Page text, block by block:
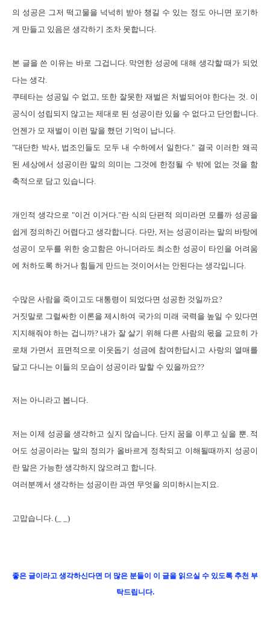
의 성공은 그저 떡고물을 넉넉히 받아 챙길 수 있는 정도 아니면 포기하
게 만들고 있음은 생각하기 조차 못합니다.
본 글을 쓴 이유는 바로 그겁니다. 막연한 성공에 대해 생각할 때가 되었
다는 생각.
쿠테타는 성공일 수 없고, 또한 잘못한 재벌은 처벌되어야 한다는 것. 이
공식이 성립되지 않고는 제대로 된 성공이란 있을 수 없다고 단언합니다.
언젠가 모 재벌이 이런 말을 했던 기억이 납니다.
"대단한 박사, 법조인들도 모두 내 수하에서 일한다." 결국 이러한 왜곡
된 세상에서 성공이란 말의 의미는 그것에 한정될 수 밖에 없는 것을 함
축적으로 담고 있습니다.
개인적 생각으로 "이건 이거다."란 식의 단편적 의미라면 모를까 성공을
쉽게 정의하긴 어렵다고 생각합니다. 다만, 저는 성공이라는 말의 바탕에
성공이 모두를 위한 숭고함은 아니더라도 최소한 성공이 타인을 어려움
에 처하도록 하거나 힘들게 만드는 것이어서는 안된다는 생각입니다.
수많은 사람을 죽이고도 대통령이 되었다면 성공한 것일까요?
거짓말로 그럴싸한 이론을 제시하여 국가의 미래 국력을 높일 수 있다면
지지해줘야 하는 겁니까? 내가 잘 살기 위해 다른 사람의 몫을 교묘히 가
로채 가면서 표면적으로 이웃돕기 성금에 참여한답시고 사랑의 열매를
달고 다니는 이들의 모습이 성공이라 말할 수 있을까요??
저는 아니라고 봅니다.
저는 이제 성공을 생각하고 싶지 않습니다. 단지 꿈을 이루고 싶을 뿐. 적
어도 성공이라는 말의 정의가 올바르게 정착되고 이해될때까지 성공이
란 말은 가능한 생각하지 않으려고 합니다.
여러분께서 생각하는 성공이란 과연 무엇을 의미하시는지요.
고맙습니다. (_ _)
좋은 글이라고 생각하신다면 더 많은 분들이 이 글을 읽으실 수 있도록 추천 부
탁드립니다.